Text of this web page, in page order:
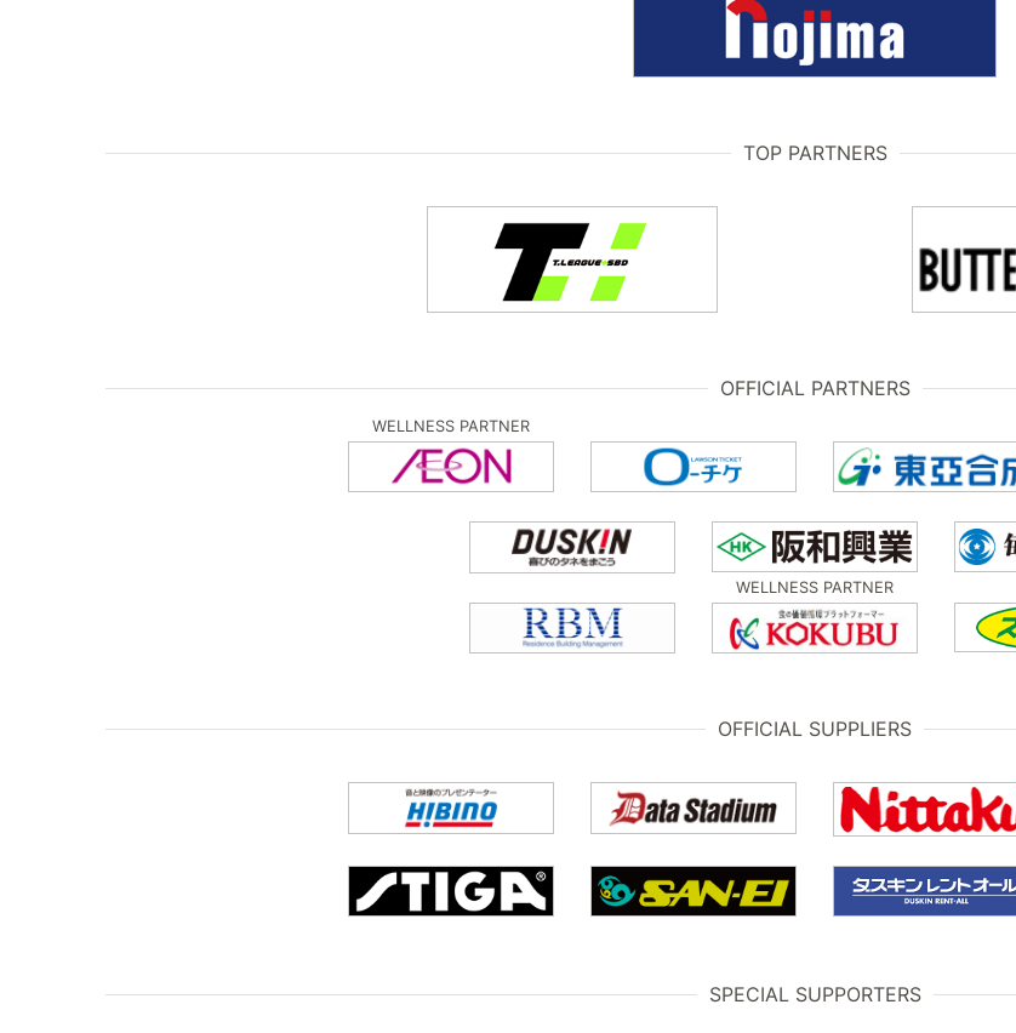
TOP PARTNERS
OFFICIAL PARTNERS
WELLNESS PARTNER
WELLNESS PARTNER
OFFICIAL SUPPLIERS
SPECIAL SUPPORTERS